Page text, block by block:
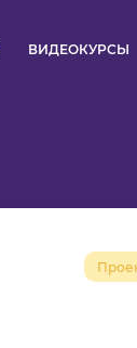
ВИДЕОКУРСЫ